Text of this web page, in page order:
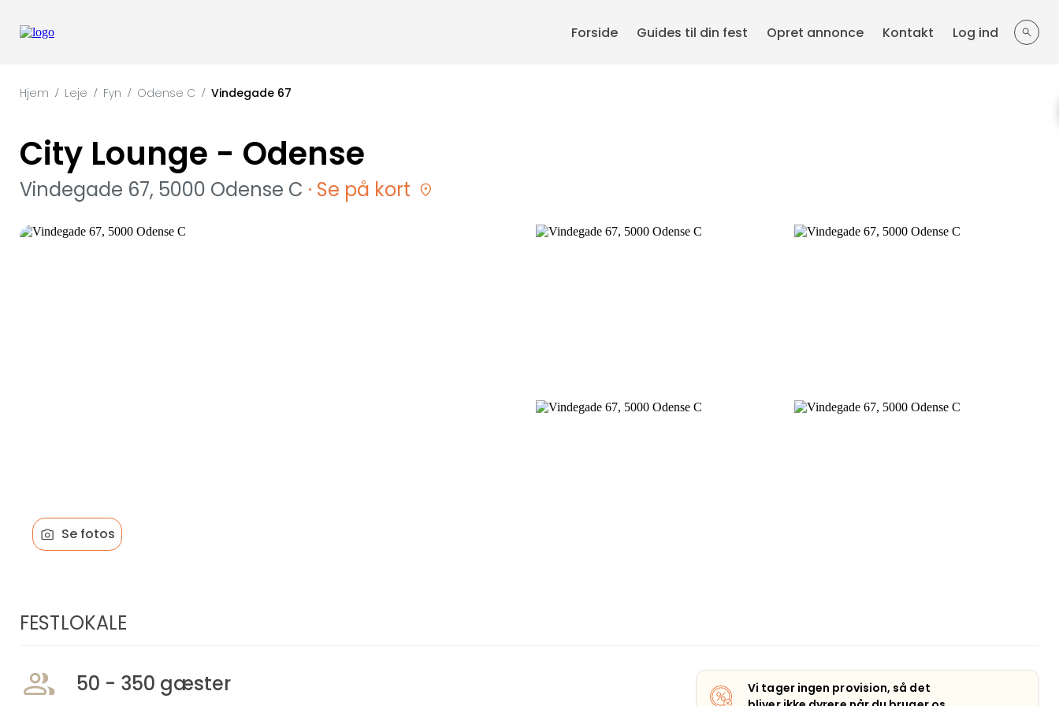
Forside Guides til din fest Opret annonce Kontakt Log ind
Hjem / Leje / Fyn / Odense C / Vindegade 67
City Lounge - Odense
Vindegade 67, 5000 Odense C · Se på kort
Se fotos
FESTLOKALE
50 - 350 gæster
Vi tager ingen provision, så det